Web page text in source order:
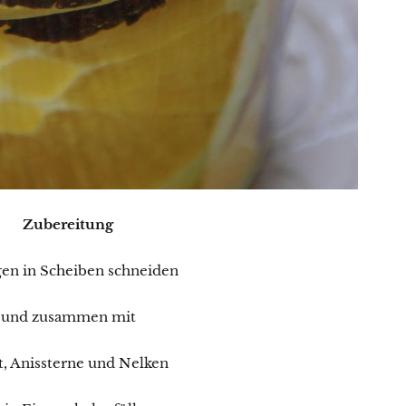
Zubereitung
in Scheiben schneiden
und zusammen mit
Anissterne und Nelken